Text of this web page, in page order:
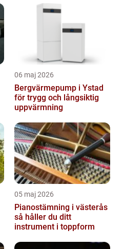
06 maj 2026
Bergvärmepump i Ystad
för trygg och långsiktig
uppvärmning
05 maj 2026
Pianostämning i västerås
så håller du ditt
instrument i toppform